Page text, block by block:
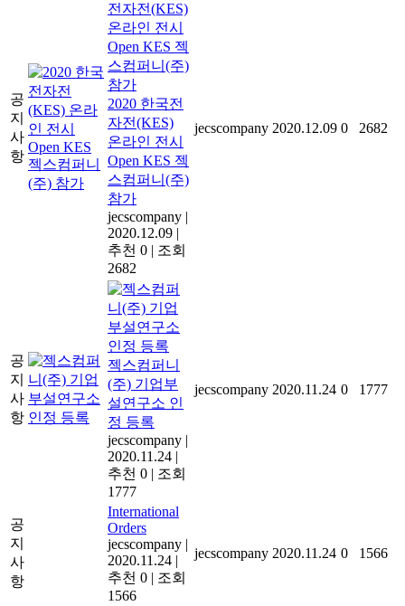
공
지
사
항
2020 한국전
자전(KES)
온라인 전시
Open KES 젝
스컴퍼니(주)
참가
jecscompany |
2020.12.09 |
추천 0 | 조회
2682
jecscompany 2020.12.09 0 2682
공
지
사
항
젝스컴퍼니
(주) 기업부
설연구소 인
정 등록
jecscompany |
2020.11.24 |
추천 0 | 조회
1777
jecscompany 2020.11.24 0 1777
공
지
사
항
International
Orders
jecscompany |
2020.11.24 |
추천 0 | 조회
1566
jecscompany 2020.11.24 0 1566